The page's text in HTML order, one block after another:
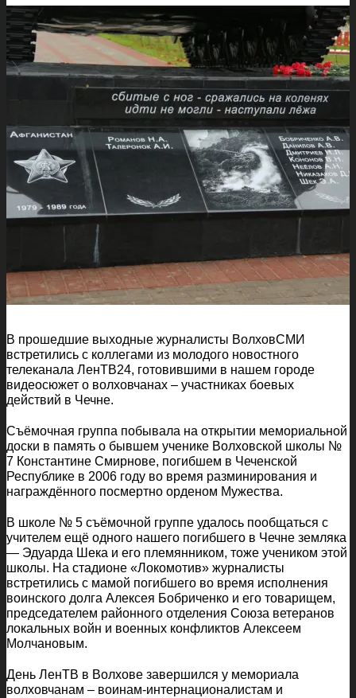
В прошедшие выходные журналисты ВолховСМИ
встретились с коллегами из молодого новостного
телеканала ЛенТВ24, готовившими в нашем городе
видеосюжет о волховчанах – участниках боевых
действий в Чечне.
Съёмочная группа побывала на открытии мемориальной
доски в память о бывшем ученике Волховской школы №
7 Константине Смирнове, погибшем в Чеченской
Республике в 2006 году во время разминирования и
награждённого посмертно орденом Мужества.
В школе № 5 съёмочной группе удалось пообщаться с
учителем ещё одного нашего погибшего в Чечне земляка
— Эдуарда Шека и его племянником, тоже учеником этой
школы. На стадионе «Локомотив» журналисты
встретились с мамой погибшего во время исполнения
воинского долга Алексея Бобриченко и его товарищем,
председателем районного отделения Союза ветеранов
локальных войн и военных конфликтов Алексеем
Молчановым.
День ЛенТВ в Волхове завершился у мемориала
волховчанам – воинам-интернационалистам и